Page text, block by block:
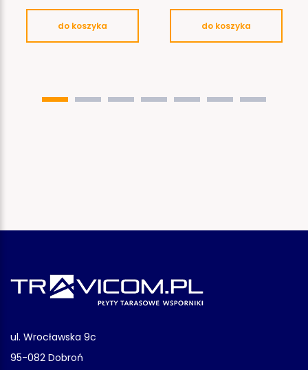
do koszyka do koszyka
ul. Wrocławska 9c
95-082 Dobroń